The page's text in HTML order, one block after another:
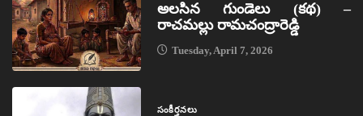
అలసిన గుండెలు (కథ) –
రాచమల్లు రామచంద్రారెడ్డి
Tuesday, April 7, 2026
సంకీర్తనలు